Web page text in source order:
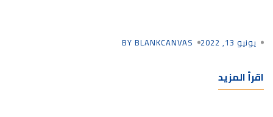
يونيو 13, 2022 BY BLANKCANVAS
اقرأ المزيد